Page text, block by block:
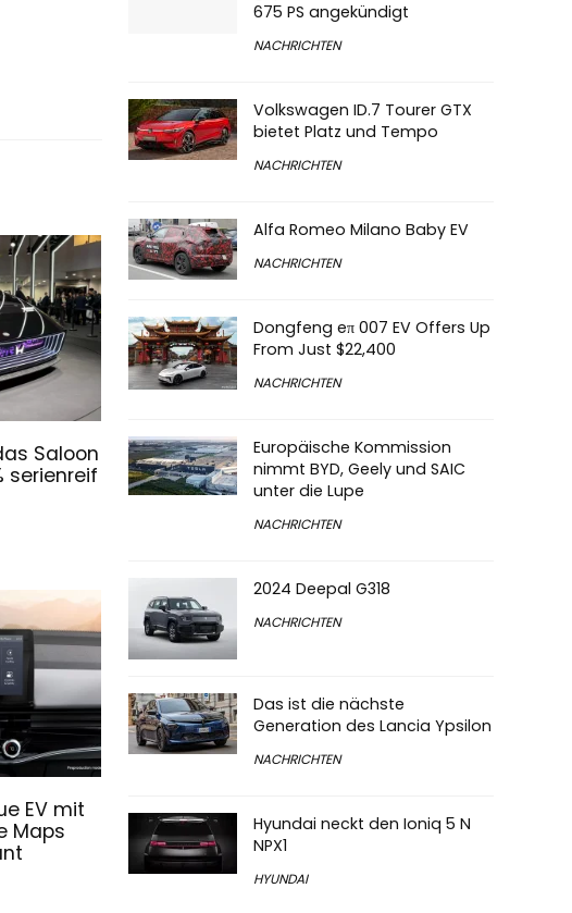
Saloon
serienreif
EV mit
Maps
675 PS angekündigt
NACHRICHTEN
Volkswagen ID.7 Tourer GTX
bietet Platz und Tempo
NACHRICHTEN
Alfa Romeo Milano Baby EV
NACHRICHTEN
Dongfeng eπ 007 EV Offers Up
From Just $22,400
NACHRICHTEN
Europäische Kommission
nimmt BYD, Geely und SAIC
unter die Lupe
NACHRICHTEN
2024 Deepal G318
NACHRICHTEN
Das ist die nächste
Generation des Lancia Ypsilon
NACHRICHTEN
Hyundai neckt den Ioniq 5 N
NPX1
HYUNDAI